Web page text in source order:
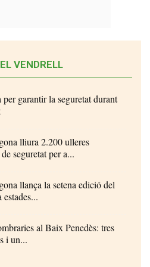
VENDRELL
garantir la seguretat durant
lliura 2.200 ulleres
seguretat per a...
llança la setena edició del
al Baix Penedès: tres
i un...